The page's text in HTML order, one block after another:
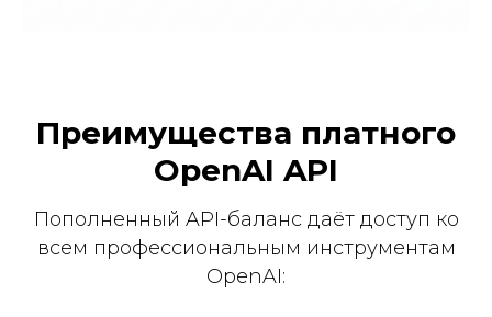
Преимущества платного
OpenAI API
Пополненный API-баланс даёт доступ ко
всем профессиональным инструментам
OpenAI: